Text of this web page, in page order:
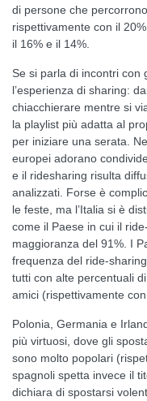
di persone che
rispettivamente con il 20%,
il 16% e il 14%.
Se si parla di incontri con
l’esperienza di sharing:
chiacchierare mentre si
la playlist più adatta al
per iniziare una serata.
europei adorano
e il ridesharing risulta
analizzati. Forse è
le feste, ma l’Italia si è
come il Paese in cui il
maggioranza del 91%. I
frequenza del ride-
tutti con alte percentuali
amici (rispettivamente
Polonia, Germania e
più virtuosi, dove gli
sono molto popolari
spagnoli spetta invece il
dichiara di spostarsi